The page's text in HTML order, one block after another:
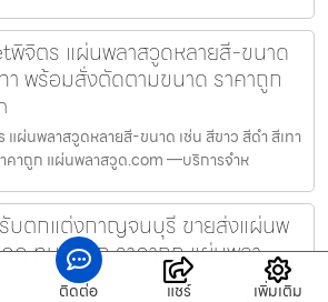
พิจิตร แผ่นพลาสวูดหลายสี-ขนาด
า พร้อมสั่งตัดตามขนาด ราคาถูก
ผ่นพลาสวูดหลายสี-ขนาด เช่น สีขาว สีดำ สีเทา
คาถูก แผ่นพลาสวูด.com —บริการจำห
บตกแต่งกาญจนบุรี ขายส่งแผ่นพ
ด ทนปลวก ราคาถูก แผ่นพลา
ติดต่อ แชร์ เพิ่มเติม